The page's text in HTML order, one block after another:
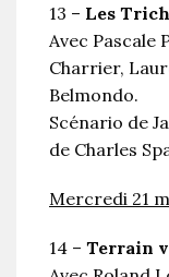
13 – Les
Avec Pascale
Charrier,
Belmondo.
Scénario de
de Charles
Mercredi 21
14 – Terrain